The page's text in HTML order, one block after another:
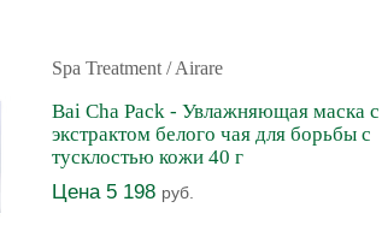
Spa Treatment / Airare
Bai Cha Pack - Увлажняющая маска с
экстрактом белого чая для борьбы с
тусклостью кожи 40 г
Цена 5 198 руб.